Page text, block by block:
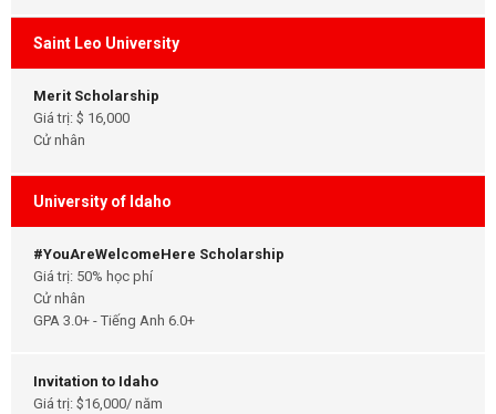
Saint Leo University
Merit Scholarship
Giá trị: $ 16,000
Cử nhân
University of Idaho
#YouAreWelcomeHere Scholarship
Giá trị: 50% học phí
Cử nhân
GPA 3.0+ - Tiếng Anh 6.0+
Invitation to Idaho
Giá trị: $16,000/ năm